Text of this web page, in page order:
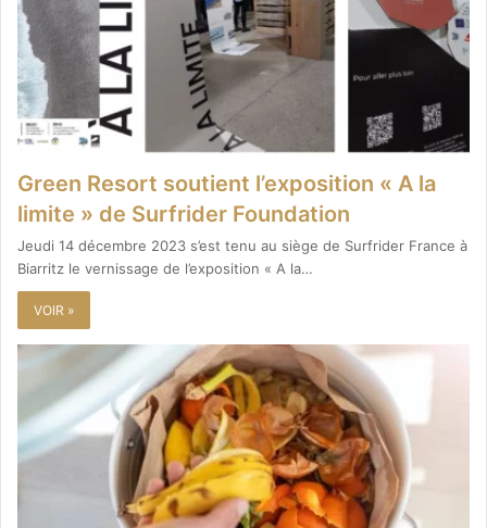
Green Resort soutient l’exposition « A la
limite » de Surfrider Foundation
Jeudi 14 décembre 2023 s’est tenu au siège de Surfrider France à
Biarritz le vernissage de l’exposition « A la…
VOIR »